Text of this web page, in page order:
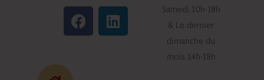
F
a
c
L
i
n
Samedi 10h-18h
& Le dernier
dimanche du
mois 14h-18h